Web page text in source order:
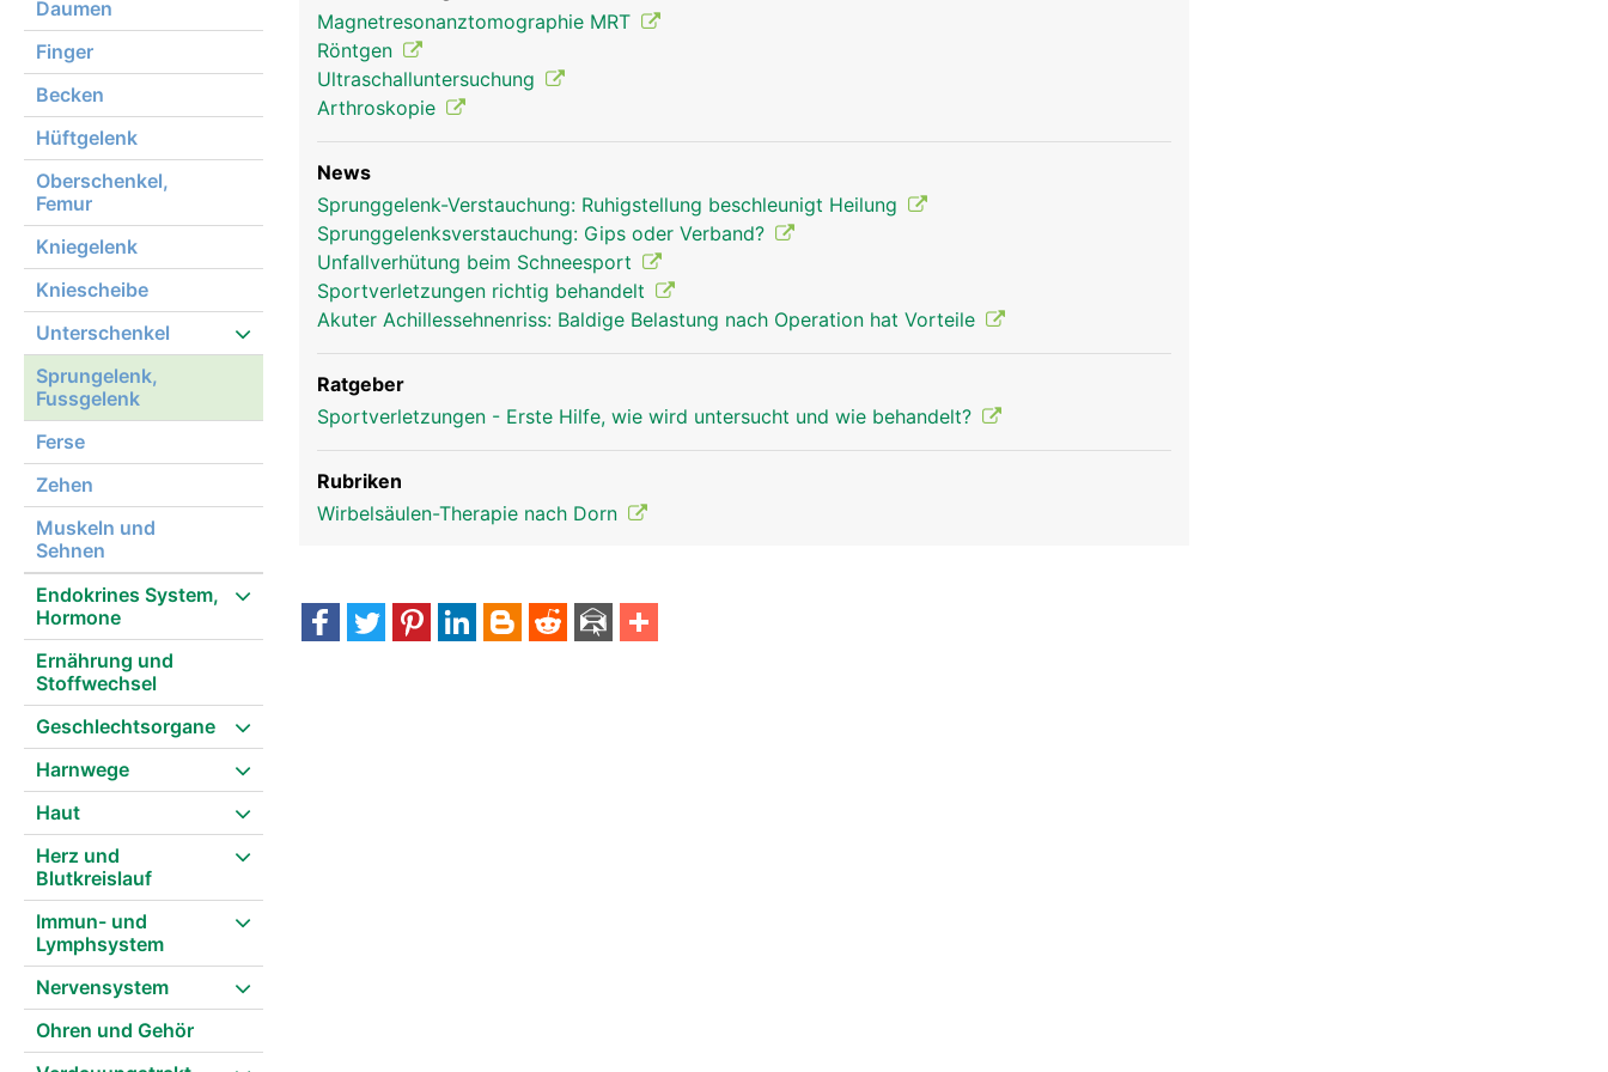
Daumen
Finger
Becken
Hüftgelenk
Oberschenkel,
Femur
Kniegelenk
Kniescheibe
Unterschenkel
Sprungelenk,
Fussgelenk
Ferse
Zehen
Muskeln und
Sehnen
Endokrines System,
Hormone
Ernährung und
Stoffwechsel
Geschlechtsorgane
Harnwege
Haut
Herz und
Blutkreislauf
Immun- und
Lymphsystem
Nervensystem
Ohren und Gehör
Sprunggelenk Frau
Magnetresonanztomographie MRT
Röntgen
Ultraschalluntersuchung
Arthroskopie
News
Sprunggelenk-Verstauchung: Ruhigstellung beschleunigt Heilung
Sprunggelenksverstauchung: Gips oder Verband?
Unfallverhütung beim Schneesport
Sportverletzungen richtig behandelt
Akuter Achillessehnenriss: Baldige Belastung nach Operation hat Vorteile
Ratgeber
Sportverletzungen - Erste Hilfe, wie wird untersucht und wie behandelt?
Rubriken
Wirbelsäulen-Therapie nach Dorn